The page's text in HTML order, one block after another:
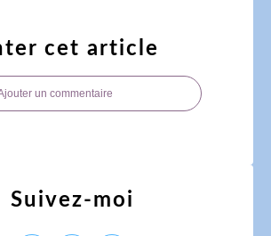
cet article
un commentaire
Suivez-moi